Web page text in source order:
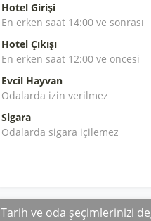
Hotel Girişi
En erken saat 14:00 ve sonrası
Hotel Çıkışı
En erken saat 12:00 ve öncesi
Evcil Hayvan
Odalarda izin verilmez
Sigara
Odalarda sigara içilemez
Tarih ve oda şeçimlerinizi